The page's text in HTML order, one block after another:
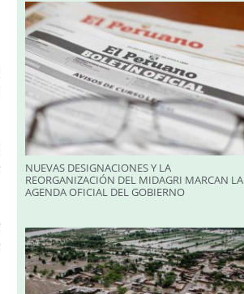
NUEVAS DESIGNACIONES Y LA
REORGANIZACIÓN DEL MIDAGRI MARCAN LA
AGENDA OFICIAL DEL GOBIERNO